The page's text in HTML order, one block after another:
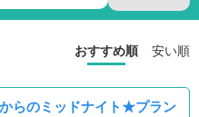
おすすめ順 安い順
からのミッドナイト★プラン